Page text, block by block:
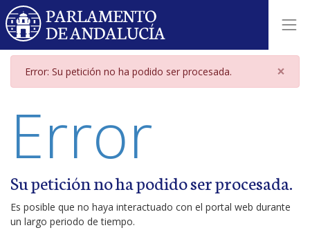
Página de error
Error: Su petición no ha podido ser procesada. ×
Error
Su petición no ha podido ser procesada.
Es posible que no haya interactuado con el portal web durante
un largo periodo de tiempo.